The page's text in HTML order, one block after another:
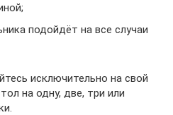
подойдёт на все случаи
исключительно на свой
на одну, две, три или